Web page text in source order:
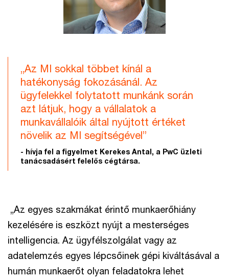
„Az MI sokkal többet kínál a
hatékonyság fokozásánál. Az
ügyfelekkel folytatott munkánk során
azt látjuk, hogy a vállalatok a
munkavállalóik által nyújtott értéket
növelik az MI segítségével”
- hívja fel a figyelmet Kerekes Antal, a PwC üzleti
tanácsadásért felelős cégtársa.
„Az egyes szakmákat érintő munkaerőhiány
kezelésére is eszközt nyújt a mesterséges
intelligencia. Az ügyfélszolgálat vagy az
adatelemzés egyes lépcsőinek gépi kiváltásával a
humán munkaerőt olyan feladatokra lehet